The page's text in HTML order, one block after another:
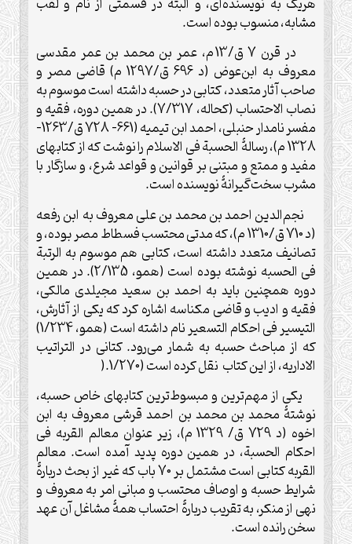
مشابه، منسوب بوده است.
در قرن 7 ق/13 م، عمر بن محمد بن عمر مقدسی
معروف به ابن‌عوض (د 696 ق/1297 م) قاضی مصر و
صاحب آثار متعدد، کتابی در حسبه داشته است موسوم به
نصاب الاحتساب (کحاله، 7/317). در همین دوره، فقیه و
مفسر نامدار حنبلی، احمد ابن تیمیه (661- 728 ق/1263-
1328 م)، رسالۀ الحسبة فی الاسلام را نوشت که از کتابهای
مفید و ممتع و مبتنی بر قوانین و قواعد شرع، و سازگار با
مشرب سخت‌گیرانۀ نویسنده است.
نجم‌الدین احمد بن محمد بن علی معروف به ابن رفعه
(د 710 ق/1310 م)، که مدتی محتسب فسطاط مصر بوده، و
تصانیف متعدد داشته است، کتابی هم موسوم به الرتبة
فی الحسبه نوشته بوده است (همو، 2/135). در همین
دوره همچنین باید به احمد بن سعید مجیلدی مالکی،
فقیه و ادیب و قاضی مکناسه اشاره کرد که یکی از آثارش،
التیسیر فی احکام التسعیر نام داشته است (همو، 1/234)
که از مباحث حسبه به شمار می‌رود. کتانی در التراتیب
الاداریه، از این کتاب نقل کرده است (1/270
).
یکی از مهم‌ترین و مبسوط‌ترین کتابهای خاص حسبه،
نوشتۀ محمد بن محمد بن احمد قرشی معروف به ابن
اخوه (د 729 ق/ 1329 م)، زیر عنوان معالم القربه فی
احکام الحسبة، در همین دوره پدید آمده است. معالم
القربه کتابی است مشتمل بر 70 باب که غیر از بحث دربارۀ
شرایط حسبه و اوصاف محتسب و مبانی امر به معروف و
نهی از منکر، به تقریب دربارۀ احتساب همۀ مشاغل آن عهد
سخن رانده است.